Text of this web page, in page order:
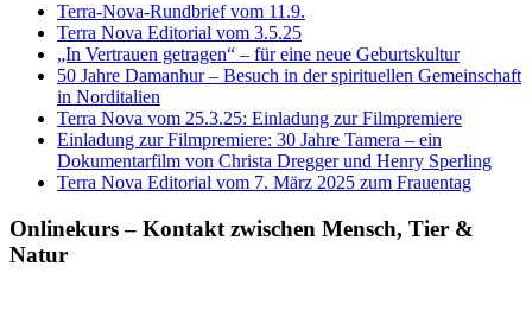
Terra-Nova-Rundbrief vom 11.9.
Terra Nova Editorial vom 3.5.25
„In Vertrauen getragen“ – für eine neue Geburtskultur
50 Jahre Damanhur – Besuch in der spirituellen Gemeinschaft
in Norditalien
Terra Nova vom 25.3.25: Einladung zur Filmpremiere
Einladung zur Filmpremiere: 30 Jahre Tamera – ein
Dokumentarfilm von Christa Dregger und Henry Sperling
Terra Nova Editorial vom 7. März 2025 zum Frauentag
Onlinekurs – Kontakt zwischen Mensch, Tier &
Natur